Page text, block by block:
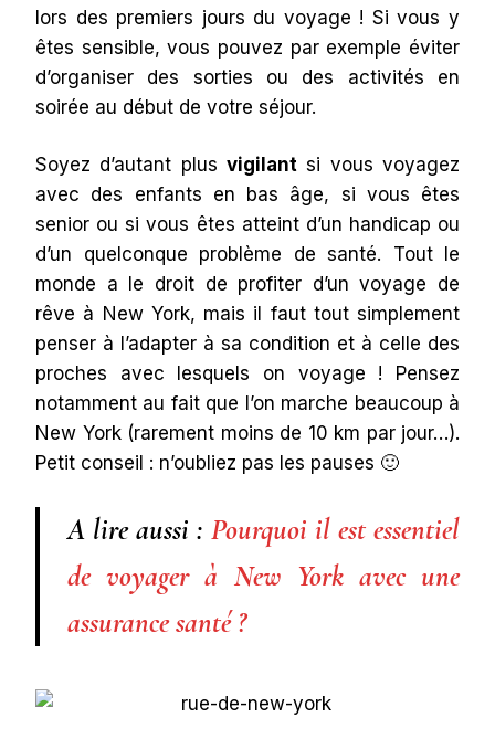
lors des premiers jours du voyage ! Si vous y
êtes sensible, vous pouvez par exemple éviter
d’organiser des sorties ou des activités en
soirée au début de votre séjour.
Soyez d’autant plus vigilant si vous voyagez
avec des enfants en bas âge, si vous êtes
senior ou si vous êtes atteint d’un handicap ou
d’un quelconque problème de santé. Tout le
monde a le droit de profiter d’un voyage de
rêve à New York, mais il faut tout simplement
penser à l’adapter à sa condition et à celle des
proches avec lesquels on voyage ! Pensez
notamment au fait que l’on marche beaucoup à
New York (rarement moins de 10 km par jour…).
Petit conseil : n’oubliez pas les pauses 🙂
A lire aussi : Pourquoi il est essentiel
de voyager à New York avec une
assurance santé ?